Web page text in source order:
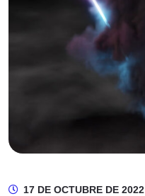
17 DE OCTUBRE DE 2022